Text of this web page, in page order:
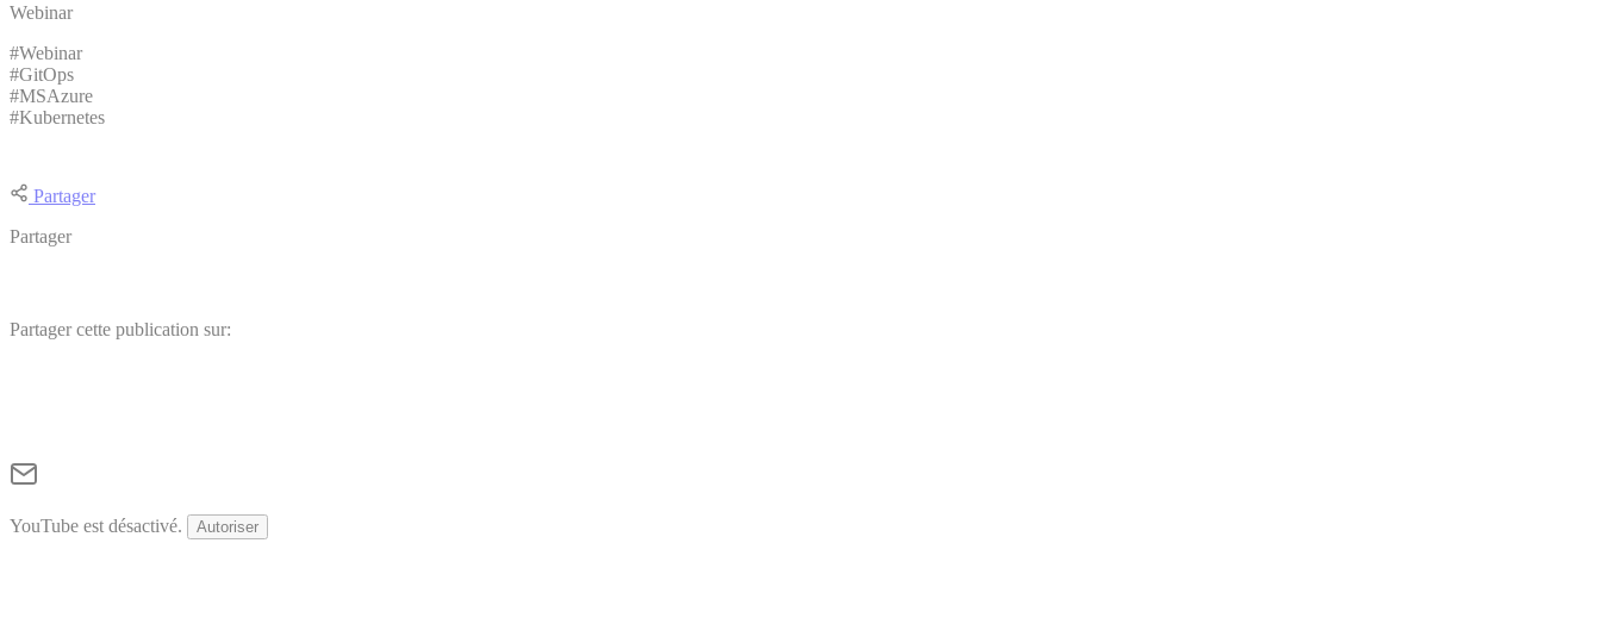
Webinar
#Webinar
#GitOps
#MSAzure
#Kubernetes
Partager
Partager
Partager cette publication sur:
YouTube est désactivé. Autoriser